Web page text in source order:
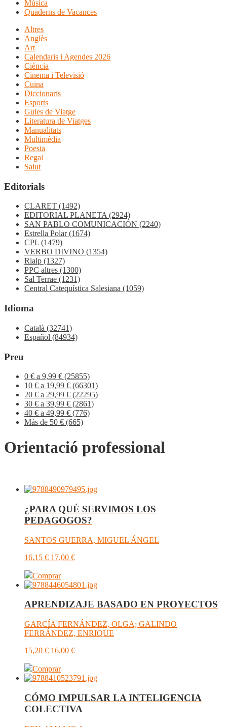
Música
Quaderns de Vacances
Altres
Anglès
Art
Calendaris i Agendes 2026
Ciència
Cinema i Televisió
Cuina
Diccionaris
Esports
Guies de Viatge
Literatura de Viatges
Manualitats
Multimèdia
Poesia
Regal
Salut
Editorials
CLARET (1492)
EDITORIAL PLANETA(2924)
SAN PABLO COMUNICACIÓN (2240)
Estrella Polar(1674)
CPL (1479)
VERBO DIVINO (1354)
Rialp (1327)
PPC altres (1300)
Sal Terrae (1231)
Central Catequística Salesiana (1059)
Idioma
Català (32741)
Español (84934)
Preu
0 € a 9,99 € (25855)
10 € a 19,99 € (66301)
20 € a 29,99 € (22295)
30 € a 39,99 € (2861)
40 € a 49,99 € (776)
Más de 50 € (665)
Orientació professional
¿PARA QUÉ SERVIMOS LOS
PEDAGOGOS?
SANTOS GUERRA, MIGUEL ÁNGEL
16,15 € 17,00 €
Comprar
APRENDIZAJE BASADO EN PROYECTOS
GARCÍA FERNÁNDEZ, OLGA; GALINDO
FERRÁNDEZ, ENRIQUE
15,20 € 16,00 €
Comprar
CÓMO IMPULSAR LA INTELIGENCIA
COLECTIVA